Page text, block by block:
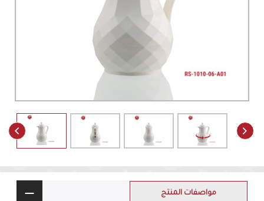
مواصفات المنتج